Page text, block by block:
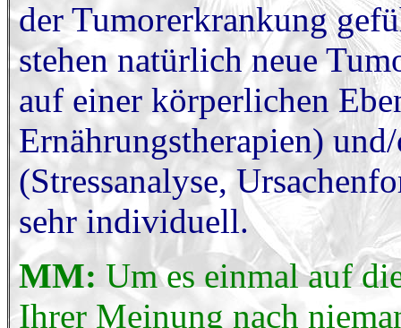
der Tumorerkrankung
stehen natürlich neue
auf einer körperlichen
Ernährungstherapien)
(Stressanalyse,
sehr individuell.
MM: Um es einmal auf
Ihrer Meinung nach